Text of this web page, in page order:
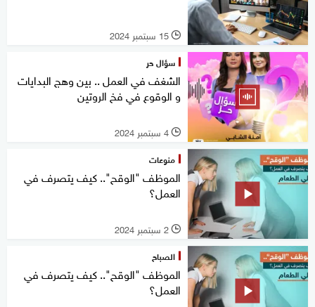
l 15 سبتمبر 2024
سؤال حر
الشغف في العمل .. بين وهج البدايات
و الوقوع في فخ الروتين
l 4 سبتمبر 2024
منوعات
الموظف "الوقح".. كيف يتصرف في
العمل؟
l 2 سبتمبر 2024
الصباح
الموظف "الوقح".. كيف يتصرف في
العمل؟